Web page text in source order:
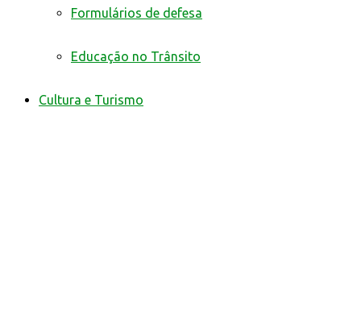
Formulários de defesa
Educação no Trânsito
Cultura e Turismo